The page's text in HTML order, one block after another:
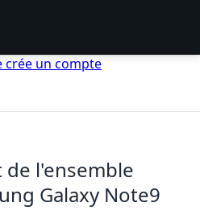
crée un compte
de l'ensemble
Galaxy Note9